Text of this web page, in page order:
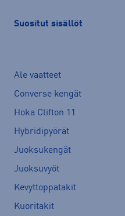
Suositut sisällöt
Ale vaatteet
Converse kengät
Hoka Clifton 11
Hybridipyörät
Juoksukengät
Juoksuvyöt
Kevyttoppatakit
Kuoritakit